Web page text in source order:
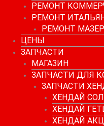
РЕМОНТ
РЕМОНТ
РЕМОНТ
ЦЕНЫ
ЗАПЧАСТИ
МАГАЗИН
ЗАПЧАСТИ ДЛЯ
ЗАПЧАСТИ
ХЕНДАЙ
ХЕНДАЙ
ХЕНДАЙ